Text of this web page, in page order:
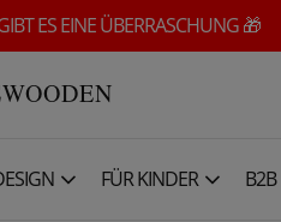
ES EINE ÜBERRASCHUNG 🎁
WOODEN
FÜR KINDER B2B